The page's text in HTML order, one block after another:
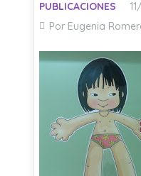
PUBLICACIONES
Por Eugenia